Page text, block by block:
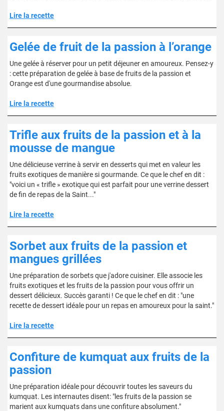
Lire la recette
Gelée de fruit de la passion à l’orange
Une gelée à réserver pour un petit déjeuner en amoureux. Pensez-y
: cette préparation de gelée à base de fruits de la passion et
Orange est d'une gourmandise absolue.
Lire la recette
Trifle aux fruits de la passion et à la
mousse de mangue
Une délicieuse verrine à servir en desserts qui met en valeur les
fruits exotiques de manière si gourmande. Ce que le chef en dit :
"voici un « trifle » exotique qui est parfait pour une verrine dessert
de fin de repas de la Saint..."
Lire la recette
Sorbet aux fruits de la passion et
mangues grillées
Une préparation de sorbets que j'adore cuisiner. Elle associe les
fruits exotiques et les fruits de la passion pour vous offrir un
dessert délicieux. Succès garanti ! Ce que le chef en dit : "une
recette de dessert idéale pour un repas en amoureux pour la saint."
Lire la recette
Confiture de kumquat aux fruits de la
passion
Une préparation idéale pour découvrir toutes les saveurs du
kumquat. Les internautes disent: "les fruits de la passion se
marient aux kumquats dans une confiture absolument."